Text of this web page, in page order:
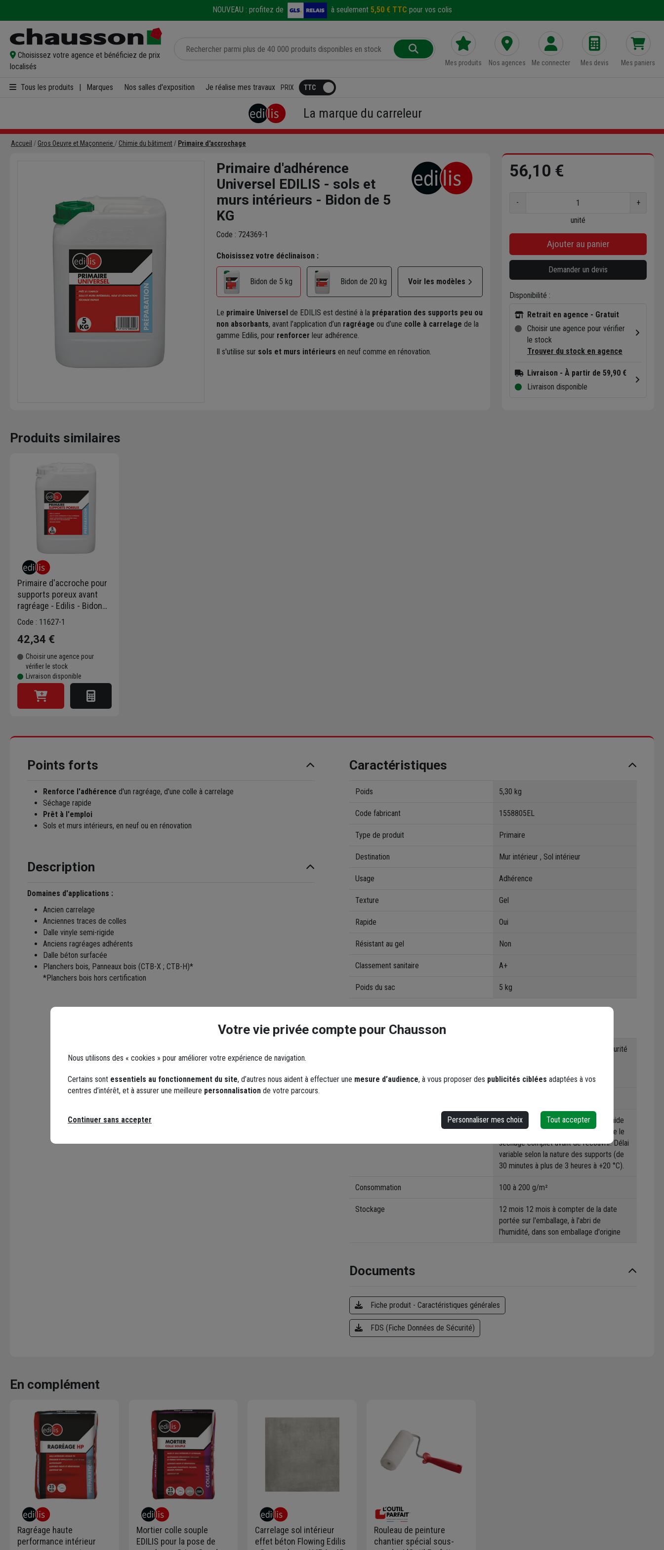
NOUVEAU : profitez de à seulement 5,50 € TTC pour vos colis
Choisissez votre agence et bénéficiez de prix
localisés
Mes produits Nos agences Me connecter Mes devis Mes paniers
Tous les produits Marques Nos salles d'exposition Je réalise mes travaux PRIX
La marque du carreleur
Accueil Gros Oeuvre et Maçonnerie Chimie du bâtiment Primaire d'accrochage
Primaire d'adhérence
Universel EDILIS - sols et
murs intérieurs - Bidon de 5
KG
Code : 724369-1
Choisissez votre déclinaison :
Bidon de 5 kg Bidon de 20 kg Voir les modèles
Le primaire Universel de EDILIS est destiné à la préparation des supports peu ou
non absorbants, avant l’application d’un ragréage ou d’une colle à carrelage de la
gamme Edilis, pour renforcer leur adhérence.
Il s'utilise sur sols et murs intérieurs en neuf comme en rénovation.
56,10 €
-
+
unité
Ajouter au panier
Demander un devis
Disponibilité :
Retrait en agence - Gratuit
Choisir une agence pour vérifier
le stock
Trouver du stock en agence
Livraison - À partir de 59,90 €
Livraison disponible
Produits similaires
Primaire d'accroche pour
supports poreux avant
ragréage - Edilis - Bidon
de 5 kg
Code : 11627-1
42,34 €
Choisir une agence pour
vérifier le stock
Livraison disponible
Points forts
Renforce l'adhérence d'un ragréage, d'une colle à carrelage
Séchage rapide
Prêt à l'emploi
Sols et murs intérieurs, en neuf ou en rénovation
Description
Domaines d'applications :
Ancien carrelage
Anciennes traces de colles
Dalle vinyle semi-rigide
Anciens ragréages adhérents
Dalle béton surfacée
Planchers bois, Panneaux bois (CTB-X ; CTB-H)*
*Planchers bois hors certification
Caractéristiques
Poids 5,30 kg
Code fabricant 1558805EL
Type de produit Primaire
Destination Mur intérieur , Sol intérieur
Usage Adhérence
Texture Gel
Rapide Oui
Résistant au gel Non
Classement sanitaire A+
Poids du sac 5 kg
Mise en oeuvre
Consulter la fiche de données de sécurité
Craint le gel.
Appliquer PRIMAIRE UNIVERSEL à l'aide
d'un rouleau ou d'une brosse. Attendre le
séchage complet avant de recouvrir. Délai
variable selon la nature des supports (de
30 minutes à plus de 3 heures à +20 °C).
Consommation 100 à 200 g/m²
Stockage
12 mois 12 mois à compter de la date
portée sur l'emballage, à l'abri de
l'humidité, dans son emballage d'origine
Documents
Fiche produit - Caractéristiques générales
FDS (Fiche Données de Sécurité)
En complément
Ragréage haute
performance intérieur
Mortier colle souple
EDILIS pour la pose de
Carrelage sol intérieur
effet béton Flowing Edilis
Rouleau de peinture
chantier spécial sous-
Votre vie privée compte pour Chausson
Nous utilisons des « cookies » pour améliorer votre expérience de navigation.
Certains sont essentiels au fonctionnement du site, d’autres nous aident à effectuer une mesure d’audience, à vous proposer des publicités ciblées adaptées à vos
centres d’intérêt, et à assurer une meilleure personnalisation de votre parcours.
Personnaliser mes choix Tout accepter
Continuer sans accepter